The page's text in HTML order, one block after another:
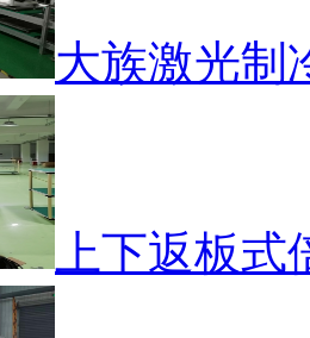
大族激光制
上下返板